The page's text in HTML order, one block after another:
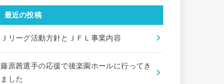
最近の投稿
Ｊリーグ活動方針とＪＦＬ事業内容
藤原茜選手の応援で後楽園ホールに行ってき
ました